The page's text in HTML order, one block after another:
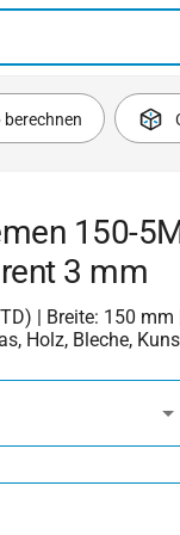
150-
3 mm
| Breite: 150
Holz, Bleche,